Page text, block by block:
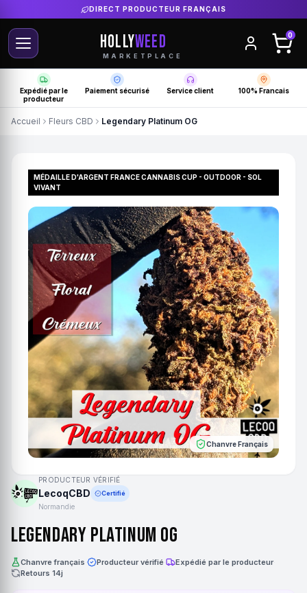
DIRECT PRODUCTEUR FRANÇAIS
HOLLYWEED
MARKETPLACE
0
Expédié par le
producteur
Paiement sécurisé Service client 100% Francais
Accueil Fleurs CBD Legendary Platinum OG
MÉDAILLE D'ARGENT FRANCE CANNABIS CUP - OUTDOOR - SOL
VIVANT
Chanvre Français
PRODUCTEUR VÉRIFIÉ
LecoqCBD Certifié
Normandie
Legendary Platinum OG
Chanvre français Producteur vérifié Expédié par le producteur·
Retours 14j